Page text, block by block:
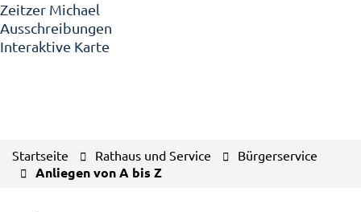
Zeitzer Michael
Ausschreibungen
Interaktive Karte
Startseite Rathaus und Service Bürgerservice
Anliegen von A bis Z